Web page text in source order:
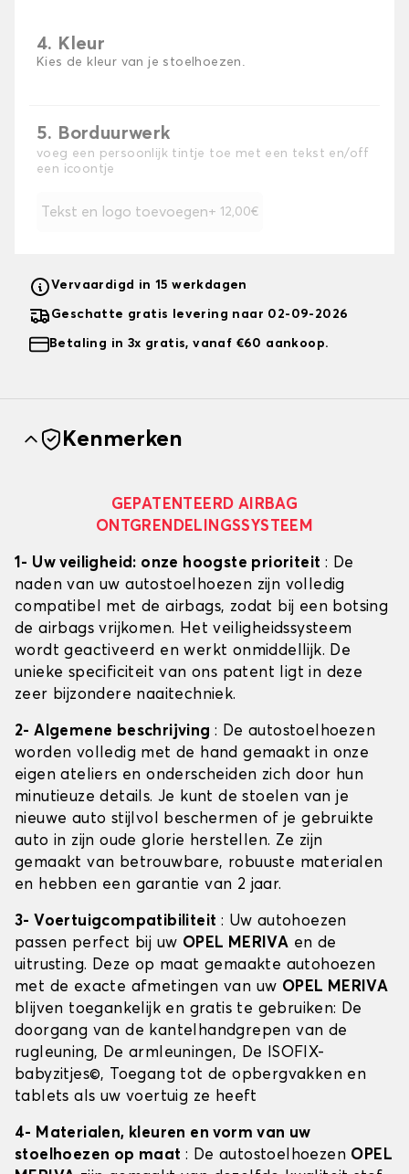
4. Kleur
Kies de kleur van je stoelhoezen.
5. Borduurwerk
voeg een persoonlijk tintje toe met een tekst en/off
een icoontje
Tekst en logo toevoegen + 12,00€
Vervaardigd in 15 werkdagen
Geschatte gratis levering naar 02-09-2026
Betaling in 3x gratis, vanaf €60 aankoop.
Kenmerken
GEPATENTEERD AIRBAG
ONTGRENDELINGSSYSTEEM
1- Uw veiligheid: onze hoogste prioriteit : De
naden van uw autostoelhoezen zijn volledig
compatibel met de airbags, zodat bij een botsing
de airbags vrijkomen. Het veiligheidssysteem
wordt geactiveerd en werkt onmiddellijk. De
unieke specificiteit van ons patent ligt in deze
zeer bijzondere naaitechniek.
2- Algemene beschrijving : De autostoelhoezen
worden volledig met de hand gemaakt in onze
eigen ateliers en onderscheiden zich door hun
minutieuze details. Je kunt de stoelen van je
nieuwe auto stijlvol beschermen of je gebruikte
auto in zijn oude glorie herstellen. Ze zijn
gemaakt van betrouwbare, robuuste materialen
en hebben een garantie van 2 jaar.
3- Voertuigcompatibiliteit : Uw autohoezen
passen perfect bij uw OPEL MERIVA en de
uitrusting. Deze op maat gemaakte autohoezen
met de exacte afmetingen van uw OPEL MERIVA
blijven toegankelijk en gratis te gebruiken: De
doorgang van de kantelhandgrepen van de
rugleuning, De armleuningen, De ISOFIX-
babyzitjes©, Toegang tot de opbergvakken en
tablets als uw voertuig ze heeft
4- Materialen, kleuren en vorm van uw
stoelhoezen op maat : De autostoelhoezen OPEL